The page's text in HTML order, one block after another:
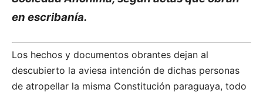
en escribanía.
Los hechos y documentos obrantes dejan al
descubierto la aviesa intención de dichas personas
de atropellar la misma Constitución paraguaya, todo